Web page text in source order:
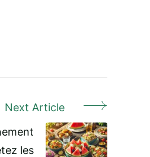
Next Article
les